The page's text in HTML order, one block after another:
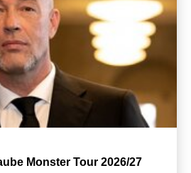
Monster Tour 2026/27